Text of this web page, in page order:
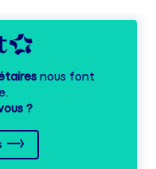
nous font
?